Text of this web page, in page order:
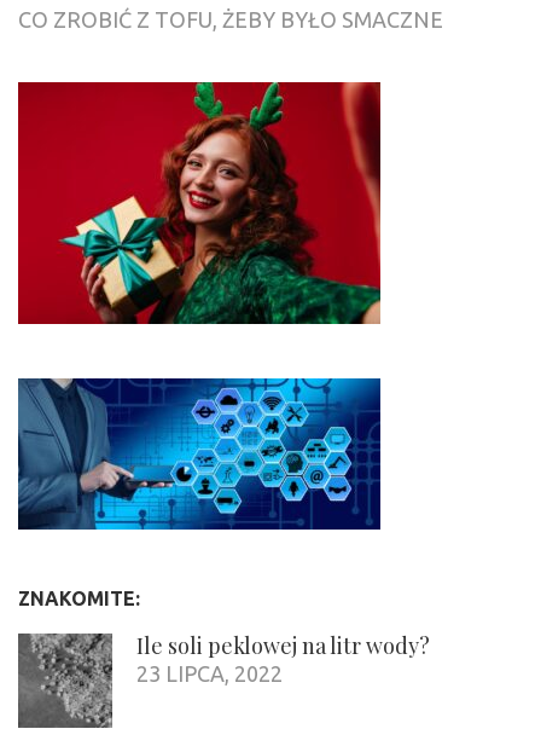
CO ZROBIĆ Z TOFU, ŻEBY BYŁO SMACZNE
ZNAKOMITE:
Ile soli peklowej na litr wody?
23 LIPCA, 2022